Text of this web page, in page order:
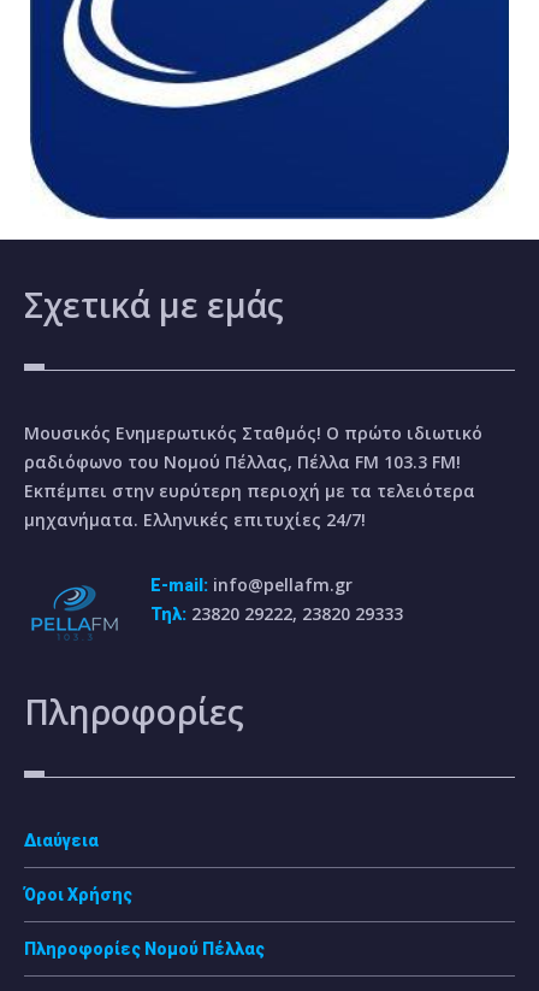
Σχετικά με εμάς
Μουσικός Ενημερωτικός Σταθμός! Ο πρώτο ιδιωτικό
ραδιόφωνο του Νομού Πέλλας, Πέλλα FM 103.3 FM!
Εκπέμπει στην ευρύτερη περιοχή με τα τελειότερα
μηχανήματα. Ελληνικές επιτυχίες 24/7!
E-mail: info@pellafm.gr
Τηλ: 23820 29222, 23820 29333
Πληροφορίες
Διαύγεια
Όροι Χρήσης
Πληροφορίες Νομού Πέλλας